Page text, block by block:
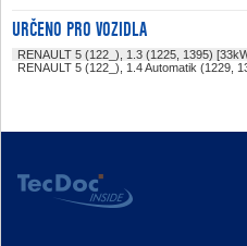
URČENO PRO VOZIDLA
RENAULT 5 (122_), 1.3 (1225, 1395)
RENAULT 5 (122_), 1.4 Automatik (1229,